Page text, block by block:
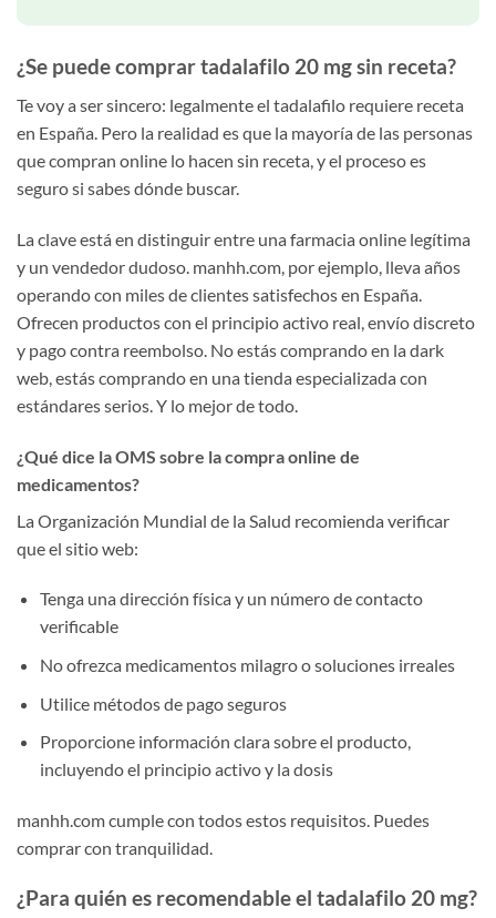
¿Se puede comprar tadalafilo 20 mg sin receta?
Te voy a ser sincero: legalmente el tadalafilo requiere receta
en España. Pero la realidad es que la mayoría de las personas
que compran online lo hacen sin receta, y el proceso es
seguro si sabes dónde buscar.
La clave está en distinguir entre una farmacia online legítima
y un vendedor dudoso. manhh.com, por ejemplo, lleva años
operando con miles de clientes satisfechos en España.
Ofrecen productos con el principio activo real, envío discreto
y pago contra reembolso. No estás comprando en la dark
web, estás comprando en una tienda especializada con
estándares serios. Y lo mejor de todo.
¿Qué dice la OMS sobre la compra online de
medicamentos?
La Organización Mundial de la Salud recomienda verificar
que el sitio web:
Tenga una dirección física y un número de contacto
verificable
No ofrezca medicamentos milagro o soluciones irreales
Utilice métodos de pago seguros
Proporcione información clara sobre el producto,
incluyendo el principio activo y la dosis
manhh.com cumple con todos estos requisitos. Puedes
comprar con tranquilidad.
¿Para quién es recomendable el tadalafilo 20 mg?